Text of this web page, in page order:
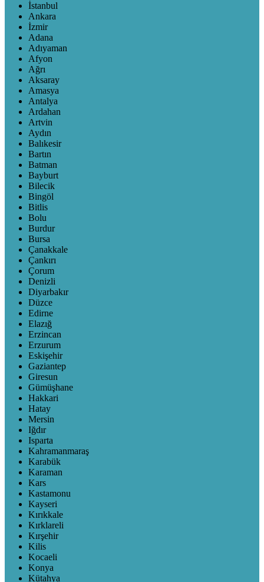
İstanbul
Ankara
İzmir
Adana
Adıyaman
Afyon
Ağrı
Aksaray
Amasya
Antalya
Ardahan
Artvin
Aydın
Balıkesir
Bartın
Batman
Bayburt
Bilecik
Bingöl
Bitlis
Bolu
Burdur
Bursa
Çanakkale
Çankırı
Çorum
Denizli
Diyarbakır
Düzce
Edirne
Elazığ
Erzincan
Erzurum
Eskişehir
Gaziantep
Giresun
Gümüşhane
Hakkari
Hatay
Mersin
Iğdır
Isparta
Kahramanmaraş
Karabük
Karaman
Kars
Kastamonu
Kayseri
Kırıkkale
Kırklareli
Kırşehir
Kilis
Kocaeli
Konya
Kütahya